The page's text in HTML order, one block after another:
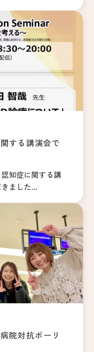
する講演会で
知症に関する講
ました...
院対抗ボーリ